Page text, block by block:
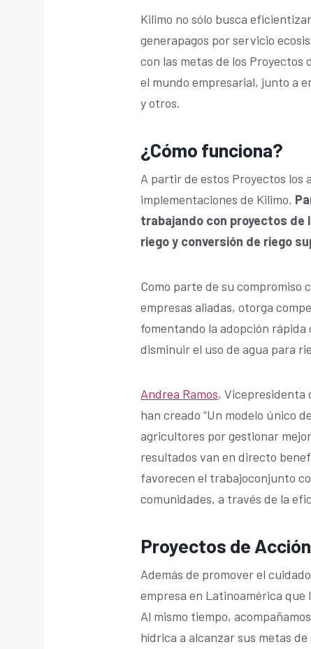
Kilimo no sólo busca
generapagos por servicio
con las metas de los Proyectos
el mundo empresarial, junto a
y otros.
¿Cómo funciona?
A partir de estos Proyectos los
implementaciones de Kilimo.
trabajando con proyectos
riego y conversión de riego
Como parte de su compromiso
empresas aliadas, otorga
fomentando la adopción
disminuir el uso de agua para
Andrea Ramos, Vicepresidenta
han creado “Un modelo único
agricultores por gestionar
resultados van en directo
favorecen el trabajoconjunto
comunidades, a través de la
Proyectos de
Además de promover el
empresa en Latinoamérica
Al mismo tiempo,
hídrica a alcanzar sus metas